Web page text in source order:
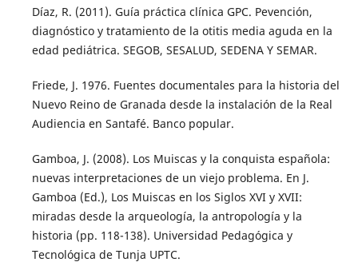
Díaz, R. (2011). Guía práctica clínica GPC. Pevención,
diagnóstico y tratamiento de la otitis media aguda en la
edad pediátrica. SEGOB, SESALUD, SEDENA Y SEMAR.
Friede, J. 1976. Fuentes documentales para la historia del
Nuevo Reino de Granada desde la instalación de la Real
Audiencia en Santafé. Banco popular.
Gamboa, J. (2008). Los Muiscas y la conquista española:
nuevas interpretaciones de un viejo problema. En J.
Gamboa (Ed.), Los Muiscas en los Siglos XVI y XVII:
miradas desde la arqueología, la antropología y la
historia (pp. 118-138). Universidad Pedagógica y
Tecnológica de Tunja UPTC.